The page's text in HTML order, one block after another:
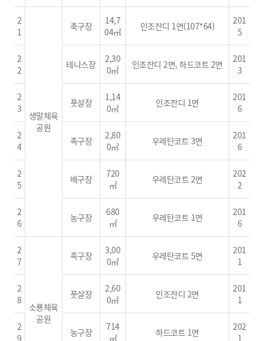
2
1
생말체육
공원
축구장
14,7
04㎡
인조잔디 1면(107*64)
201
5
2
2
테니스장
2,30
0㎡
인조잔디 2면, 하드코트 2면
201
3
2
3
풋살장
1,14
0㎡
인조잔디 1면
201
6
2
4
족구장
2,80
0㎡
우레탄코트 3면
201
6
2
5
배구장
720
㎡
우레탄코트 2면
202
2
2
6
농구장
680
㎡
우레탄코트 1면
201
6
2
7
소룡체육
공원
족구장
3,00
0㎡
우레탄코트 5면
201
1
2
8
풋살장
2,60
0㎡
인조잔디 2면
201
1
2
9
농구장
714
㎡
하드코트 1면
202
1